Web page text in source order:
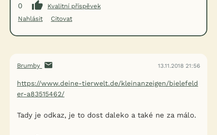
0
Kvalitní příspěvek
Nahlásit
Citovat
Brumby 13.11.2018 21:56
https://www.deine-tierwelt.de/kleinanzeigen/bielefeld
er-a83515462/
Tady je odkaz, je to dost daleko a také ne za málo.